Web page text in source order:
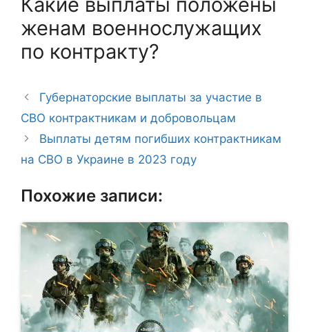
женам военнослужащих
по контракту?
Губернаторские выплаты за участие в
СВО контрактникам и добровольцам
Выплаты детям погибших контрактникам
на СВО в Украине в 2023 году
Похожие записи: